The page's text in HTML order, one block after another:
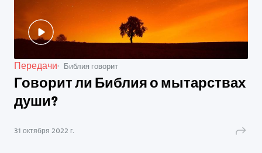
Передачи Библия говорит
Говорит ли Библия о мытарствах
души?
31 октября 2022 г.